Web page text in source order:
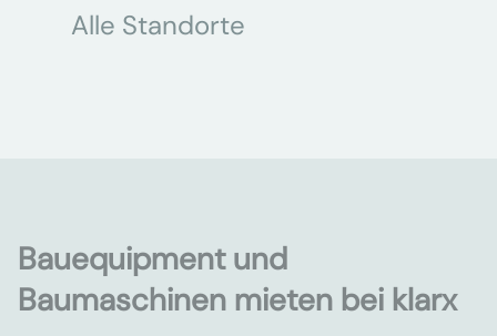
Alle Standorte
Bauequipment und
Baumaschinen mieten bei klarx